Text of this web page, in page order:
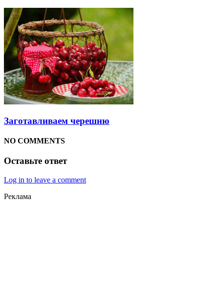
Заготавливаем черешню
NO COMMENTS
Оставьте ответ
Log in to leave a comment
Реклама